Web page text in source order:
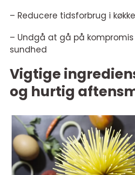
– Reducere tidsforbrug i
– Undgå at gå på
sundhed
Vigtige
og hurtig